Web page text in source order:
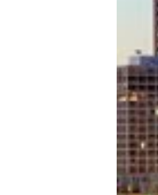
Mein
Folgen Sie uns
Kontakt